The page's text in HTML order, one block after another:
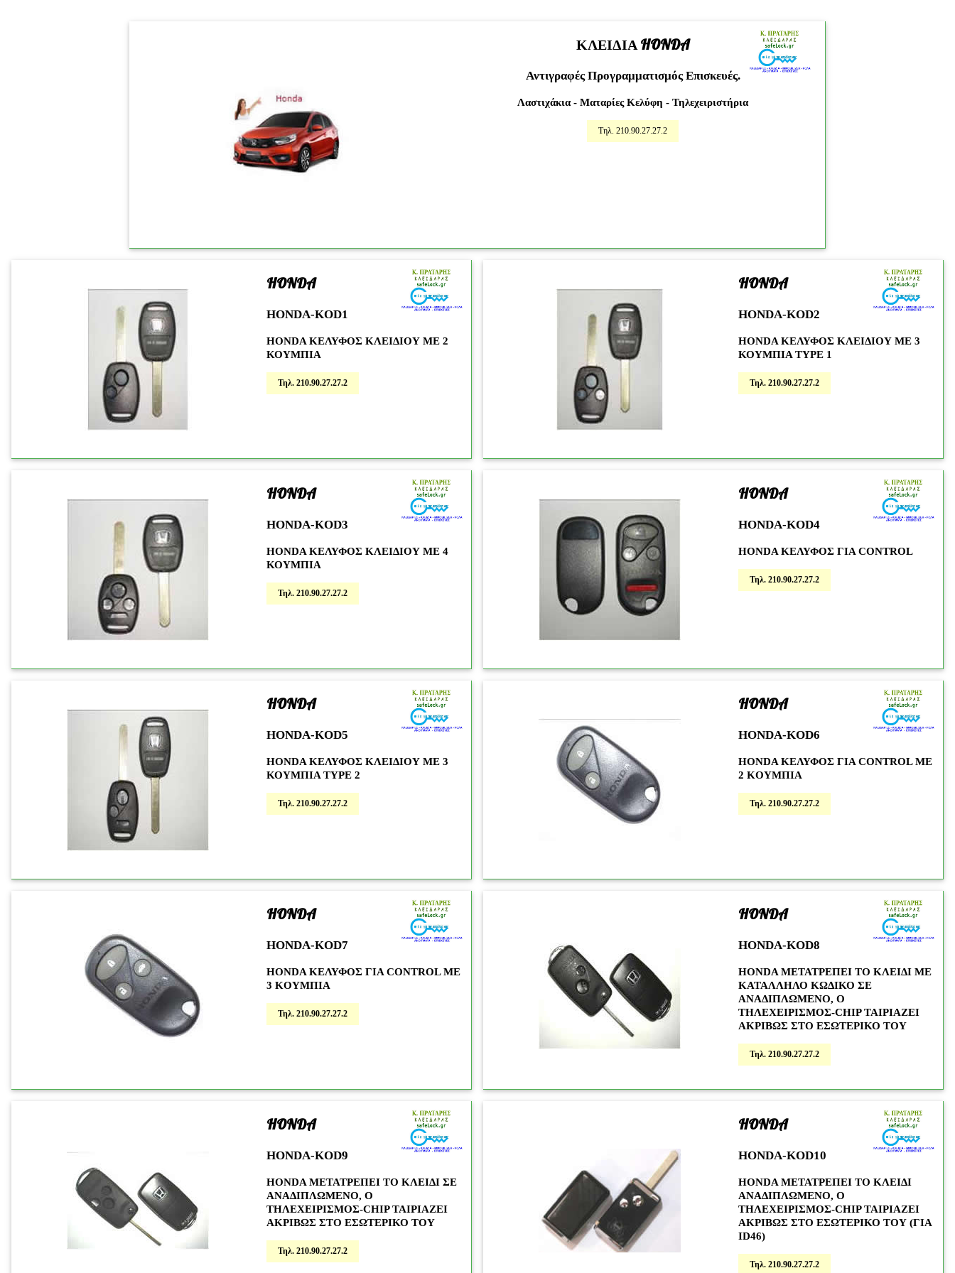
ΚΛΕΙΔΙΑ HONDA
Αντιγραφές Προγραμματισμός Επισκευές.
Λαστιχάκια - Ματαρίες Κελύφη - Τηλεχειριστήρια
Τηλ. 210.90.27.27.2
HONDA
HONDA-KOD1
HONDA ΚΕΛΥΦΟΣ KΛΕΙΔΙΟΥ ΜΕ 2
ΚΟΥΜΠΙΑ
Τηλ. 210.90.27.27.2
HONDA
HONDA-KOD2
HONDA ΚΕΛΥΦΟΣ ΚΛΕΙΔΙΟΥ ΜΕ 3
ΚΟΥΜΠΙΑ TYPE 1
Τηλ. 210.90.27.27.2
HONDA
HONDA-KOD3
HONDA ΚΕΛΥΦΟΣ ΚΛΕΙΔΙΟΥ ΜΕ 4
ΚΟΥΜΠΙΑ
Τηλ. 210.90.27.27.2
HONDA
HONDA-KOD4
HONDA KΕΛΥΦΟΣ ΓΙΑ CONTROL
Τηλ. 210.90.27.27.2
HONDA
HONDA-KOD5
HONDA ΚΕΛΥΦΟΣ ΚΛΕΙΔΙΟΥ ΜΕ 3
ΚΟΥΜΠΙΑ TYPE 2
Τηλ. 210.90.27.27.2
HONDA
HONDA-KOD6
HONDA KΕΛΥΦΟΣ ΓΙΑ CONTROL ME
2 KOYMΠΙΑ
Τηλ. 210.90.27.27.2
HONDA
HONDA-KOD7
HONDA KΕΛΥΦΟΣ ΓΙΑ CONTROL ME
3 KOYMΠΙΑ
Τηλ. 210.90.27.27.2
HONDA
HONDA-KOD8
HONDA ΜΕΤΑΤΡΕΠΕΙ ΤΟ ΚΛΕΙΔΙ ΜΕ
ΚΑΤΑΛΛΗΛΟ ΚΩΔΙΚΟ ΣΕ
ΑΝΑΔΙΠΛΩΜΕΝΟ, Ο
ΤΗΛΕΧΕΙΡΙΣΜΟΣ-CHIP ΤΑΙΡΙΑΖΕΙ
ΑΚΡΙΒΩΣ ΣΤΟ ΕΣΩΤΕΡΙΚΟ ΤΟΥ
Τηλ. 210.90.27.27.2
HONDA
HONDA-KOD9
HONDA ΜΕΤΑΤΡΕΠΕΙ ΤΟ ΚΛΕΙΔΙ ΣΕ
ΑΝΑΔΙΠΛΩΜΕΝΟ, Ο
ΤΗΛΕΧΕΙΡΙΣΜΟΣ-CHIP ΤΑΙΡΙΑΖΕΙ
ΑΚΡΙΒΩΣ ΣΤΟ ΕΣΩΤΕΡΙΚΟ ΤΟΥ
Τηλ. 210.90.27.27.2
HONDA
HONDA-KOD10
HONDA ΜΕΤΑΤΡΕΠΕΙ ΤΟ ΚΛΕΙΔΙ
ΑΝΑΔΙΠΛΩΜΕΝΟ, Ο
ΤΗΛΕΧΕΙΡΙΣΜΟΣ-CHIP ΤΑΙΡΙΑΖΕΙ
ΑΚΡΙΒΩΣ ΣΤΟ ΕΣΩΤΕΡΙΚΟ ΤΟΥ (ΓΙΑ
ID46)
Τηλ. 210.90.27.27.2